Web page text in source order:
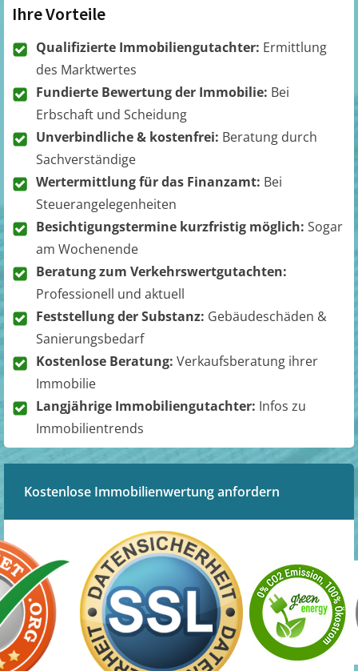
Ihre Vorteile
Qualifizierte Immobiliengutachter: Ermittlung
des Marktwertes
Fundierte Bewertung der Immobilie: Bei
Erbschaft und Scheidung
Unverbindliche & kostenfrei: Beratung durch
Sachverständige
Wertermittlung für das Finanzamt: Bei
Steuerangelegenheiten
Besichtigungstermine kurzfristig möglich: Sogar
am Wochenende
Beratung zum Verkehrswertgutachten:
Professionell und aktuell
Feststellung der Substanz: Gebäudeschäden &
Sanierungsbedarf
Kostenlose Beratung: Verkaufsberatung ihrer
Immobilie
Langjährige Immobiliengutachter: Infos zu
Immobilientrends
Kostenlose Immobilienwertung anfordern